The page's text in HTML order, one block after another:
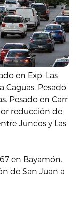
en Exp. Las
Caguas. Pesado
Pesado en Carr
reducción de
Juncos y Las
en Bayamón.
de San Juan a